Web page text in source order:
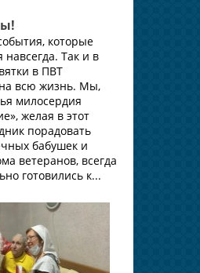
которые
Так и в
в ПВТ
всю жизнь. Мы,
милосердия
желая в этот
порадовать
бабушек и
ветеранов, всегда
готовились к...